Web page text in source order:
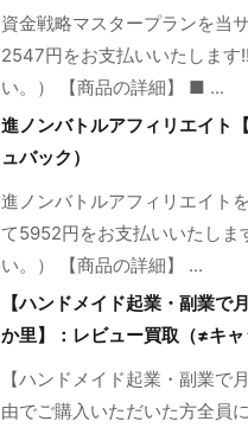
資金戦略マスタープランを当
2547円をお支払いいたします
い。） 【商品の詳細】 ■ ...
進ノンバトルアフィリエイト
ュバック）
進ノンバトルアフィリエイト
て5952円をお支払いいたしま
い。） 【商品の詳細】 ...
【ハンドメイド起業・副業
か里】：レビュー買取（≠キャ
【ハンドメイド起業・副業
由でご購入いただいた方全員